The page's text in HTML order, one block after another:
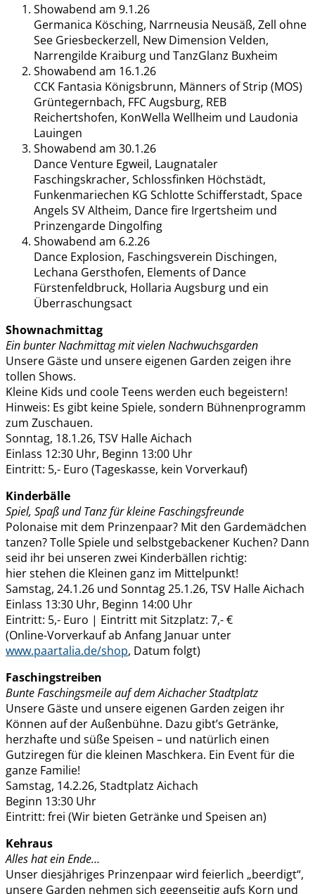
Showabend am 9.1.26
Germanica Kösching, Narrneusia Neusäß, Zell ohne
See Griesbeckerzell, New Dimension Velden,
Narrengilde Kraiburg und TanzGlanz Buxheim
Showabend am 16.1.26
CCK Fantasia Königsbrunn, Männers of Strip (MOS)
Grüntegernbach, FFC Augsburg, REB
Reichertshofen, KonWella Wellheim und Laudonia
Lauingen
Showabend am 30.1.26
Dance Venture Egweil, Laugnataler
Faschingskracher, Schlossfinken Höchstädt,
Funkenmariechen KG Schlotte Schifferstadt, Space
Angels SV Altheim, Dance fire Irgertsheim und
Prinzengarde Dingolfing
Showabend am 6.2.26
Dance Explosion, Faschingsverein Dischingen,
Lechana Gersthofen, Elements of Dance
Fürstenfeldbruck, Hollaria Augsburg und ein
Überraschungsact
Shownachmittag
Ein bunter Nachmittag mit vielen Nachwuchsgarden
Unsere Gäste und unsere eigenen Garden zeigen ihre
tollen Shows.
Kleine Kids und coole Teens werden euch begeistern!
Hinweis: Es gibt keine Spiele, sondern Bühnenprogramm
zum Zuschauen.
Sonntag, 18.1.26, TSV Halle Aichach
Einlass 12:30 Uhr, Beginn 13:00 Uhr
Eintritt: 5,- Euro (Tageskasse, kein Vorverkauf)
Kinderbälle
Spiel, Spaß und Tanz für kleine Faschingsfreunde
Polonaise mit dem Prinzenpaar? Mit den Gardemädchen
tanzen? Tolle Spiele und selbstgebackener Kuchen? Dann
seid ihr bei unseren zwei Kinderbällen richtig:
hier stehen die Kleinen ganz im Mittelpunkt!
Samstag, 24.1.26 und Sonntag 25.1.26, TSV Halle Aichach
Einlass 13:30 Uhr, Beginn 14:00 Uhr
Eintritt: 5,- Euro | Eintritt mit Sitzplatz: 7,- €
(Online-Vorverkauf ab Anfang Januar unter
www.paartalia.de/shop, Datum folgt)
Faschingstreiben
Bunte Faschingsmeile auf dem Aichacher Stadtplatz
Unsere Gäste und unsere eigenen Garden zeigen ihr
Können auf der Außenbühne. Dazu gibt’s Getränke,
herzhafte und süße Speisen – und natürlich einen
Gutziregen für die kleinen Maschkera. Ein Event für die
ganze Familie!
Samstag, 14.2.26, Stadtplatz Aichach
Beginn 13:30 Uhr
Eintritt: frei (Wir bieten Getränke und Speisen an)
Kehraus
Alles hat ein Ende…
Unser diesjähriges Prinzenpaar wird feierlich „beerdigt“,
unsere Garden nehmen sich gegenseitig aufs Korn und